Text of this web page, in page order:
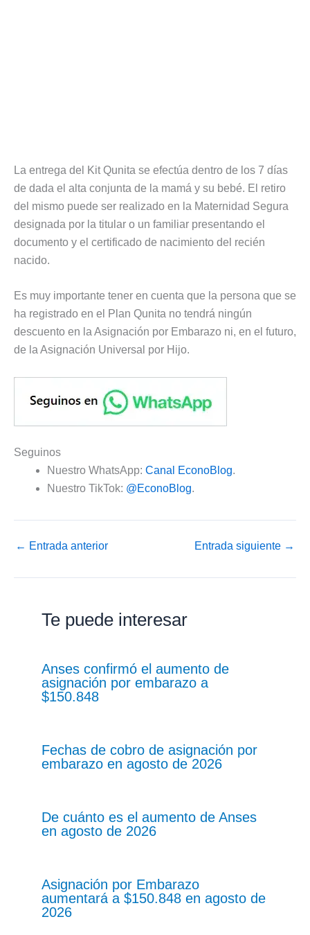
La entrega del Kit Qunita se efectúa dentro de los 7 días
de dada el alta conjunta de la mamá y su bebé. El retiro
del mismo puede ser realizado en la Maternidad Segura
designada por la titular o un familiar presentando el
documento y el certificado de nacimiento del recién
nacido.
Es muy importante tener en cuenta que la persona que se
ha registrado en el Plan Qunita no tendrá ningún
descuento en la Asignación por Embarazo ni, en el futuro,
de la Asignación Universal por Hijo.
Seguinos
Nuestro WhatsApp: Canal EconoBlog.
Nuestro TikTok: @EconoBlog.
← Entrada anterior Entrada siguiente →
Te puede interesar
Anses confirmó el aumento de
asignación por embarazo a
$150.848
Fechas de cobro de asignación por
embarazo en agosto de 2026
De cuánto es el aumento de Anses
en agosto de 2026
Asignación por Embarazo
aumentará a $150.848 en agosto de
2026